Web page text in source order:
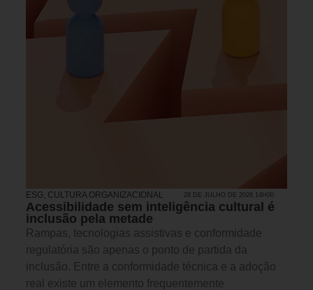
ESG, CULTURA ORGANIZACIONAL 28 DE JULHO DE 2026 14H00
Acessibilidade sem inteligência cultural é
inclusão pela metade
Rampas, tecnologias assistivas e conformidade
regulatória são apenas o ponto de partida da
inclusão. Entre a conformidade técnica e a adoção
real existe um elemento frequentemente